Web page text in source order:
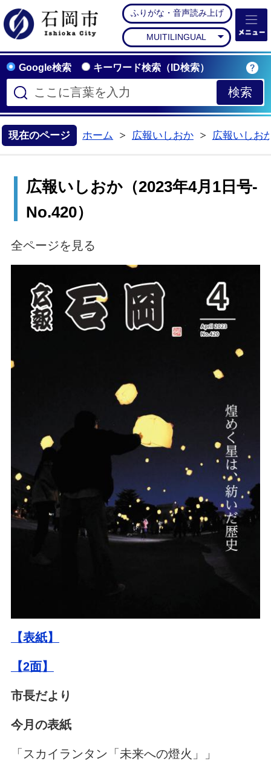
石岡市公式ホームペー
ふりがな・音声読み上げ
MUITILINGUAL
Google検索 キーワード検索（ID検索）
現在のページ ホーム
広報いしおか
広報いしお
広報いしおか（2023年4月1日号-
No.420）
全ページを見る
【表紙】
【2面】
市長だより
今月の表紙
「スカイランタン「未来への燈火」」